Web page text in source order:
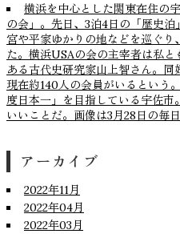
横浜を中心とした関東在住の
の会」。先日、3泊4日の「歴史
宮や平家ゆかりの地などを巡ぐ
た。横浜USAの会の主宰者は私
ある古代史研究家山上智さん。同
現在約140人の会員がいるという
度日本一」を目指している宇佐
いいことだ。画像は3月28日の毎日
アーカイブ
2022年11月
2022年04月
2022年03月